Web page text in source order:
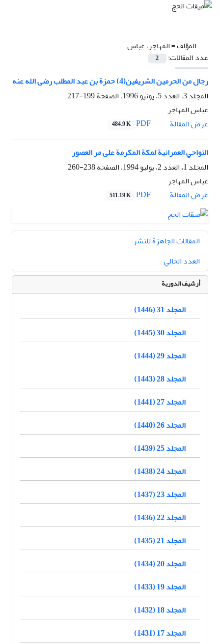
المؤلف =المهاجر، عباس
عدد المقالات:
2
رجال من الحرمين الشريفين(4) حمزة بن عبد المطلب رضى الله عنه
المجلد 3، العدد 5، يونيو 1996، الصفحة
199-217
عباس المهاجر
عرض المقالة
484.9 K
النواحي العمرانية لمکة المکرمة على مر العصور
المجلد 1، العدد 2، يوليو 1994، الصفحة
238-260
عباس المهاجر
عرض المقالة
511.19 K
المقالات الجاهزة للنشر
العدد الحالي
أرشيف الدورية
المجلد 31 (1446)
المجلد 30 (1445)
المجلد 29 (1444)
المجلد 28 (1443)
المجلد 27 (1441)
المجلد 26 (1440)
المجلد 25 (1439)
المجلد 24 (1438)
المجلد 23 (1437)
المجلد 22 (1436)
المجلد 21 (1435)
المجلد 20 (1434)
المجلد 19 (1433)
المجلد 18 (1432)
المجلد 17 (1431)